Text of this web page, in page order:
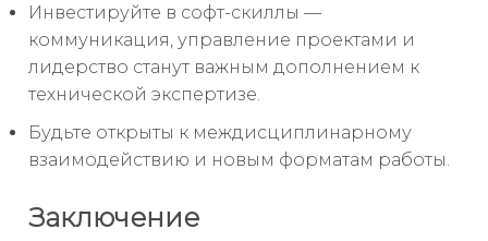
Инвестируйте в софт-скиллы —
коммуникация, управление проектами и
лидерство станут важным дополнением к
технической экспертизе.
Будьте открыты к междисциплинарному
взаимодействию и новым форматам работы.
Заключение